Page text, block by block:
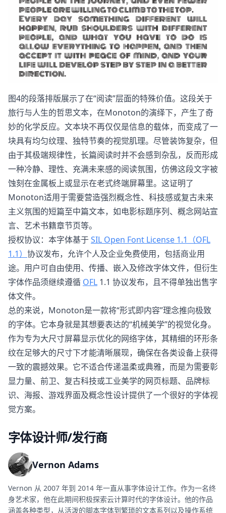
图4的段落排版展示了在“阅读”层面的特殊价值。这段关于
旅行与人生的哲思文本，在Monoton的演绎下，产生了奇
妙的化学反应。文本块不再仅仅是信息的载体，而变成了一
块具有均匀纹理、独特节奏的视觉肌理。尽管装饰复杂，但
由于其极端规律性，长篇阅读时并不会感到杂乱，反而形成
一种冷静、理性、充满未来感的阅读氛围，仿佛这段文字被
蚀刻在金属板上或显示在老式终端屏幕里。这证明了
Monoton适用于需要营造强烈概念性、科技感或复古未来
主义氛围的短篇至中篇文本，如电影标题序列、概念网站宣
言、艺术书籍章节页等。
授权协议：本字体基于SIL Open Font License 1.1（OFL
1.1） 协议发布，允许个人及企业免费使用，包括商业用
途。用户可自由使用、传播、嵌入及修改字体文件，但衍生
字体作品须继续遵循 OFL 1.1 协议发布，且不得单独出售字
体文件。
总的来说，Monoton是一款将“形式即内容”理念推向极致
的字体。它本身就是其想要表达的“机械美学”的视觉化身。
作为专为大尺寸屏幕显示优化的网络字体，其精细的环形条
纹在足够大的尺寸下才能清晰展现，确保在各类设备上获得
一致的震撼效果。它不适合传递温柔或典雅，而是为需要彰
显力量、前卫、复古科技或工业美学的网页标题、品牌标
识、海报、游戏界面及概念性设计提供了一个很好的字体视
觉方案。
字体设计师/发行商
Vernon Adams
Vernon 从 2007 年到 2014 年一直从事字体设计工作。作为一名终
身艺术家，他在此期间积极探索云计算时代的字体设计。他的作品
涵盖各种类型，从活泼的脚本字体到繁琐的文本系列以及操作系统